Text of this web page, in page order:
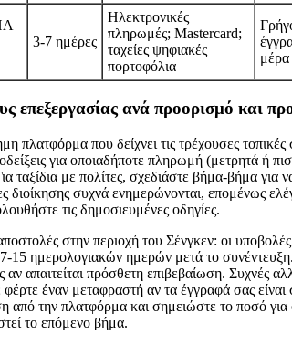
3-7 ημέρες
Ηλεκτρονικές
πληρωμές; Mastercard;
ταχείες ψηφιακές
πορτοφόλια
μέρα
επεξεργασίας ανά προορισμό και
πλατφόρμα που δείχνει τις τρέχουσες
για οποιαδήποτε πληρωμή (μετρητά ή
ταξίδια με πολίτες, σχεδιάστε βήμα-βήμα για
διοίκησης συχνά ενημερώνονται, επομένως
τις δημοσιευμένες οδηγίες.
στην περιοχή του Σένγκεν: οι
15 ημερολογιακών ημερών μετά το
απαιτείται πρόσθετη επιβεβαίωση. Συχνές
φέρτε έναν μεταφραστή αν τα έγγραφά σας
από την πλατφόρμα και σημειώστε το ποσό
το επόμενο βήμα.